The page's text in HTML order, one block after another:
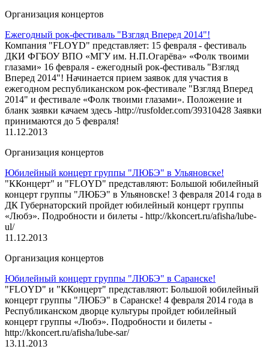
Организация концертов
Ежегодный рок-фестиваль "Взгляд Вперед 2014"!
Компания "FLOYD" представляет: 15 февраля - фестиваль
ДКИ ФГБОУ ВПО «МГУ им. Н.П.Огарёва» «Фолк твоими
глазами» 16 февраля - ежегодный рок-фестиваль "Взгляд
Вперед 2014"! Начинается прием заявок для участия в
ежегодном республиканском рок-фестивале "Взгляд Вперед
2014" и фестивале «Фолк твоими глазами». Положение и
бланк заявки качаем здесь -http://rusfolder.com/39310428 Заявки
принимаются до 5 февраля!
11.12.2013
Организация концертов
Юбилейный концерт группы "ЛЮБЭ" в Ульяновске!
"ККонцерт" и "FLOYD" представляют: Большой юбилейный
концерт группы "ЛЮБЭ" в Ульяновске! 3 февраля 2014 года в
ДК Губернаторский пройдет юбилейный концерт группы
«Любэ». Подробности и билеты - http://kkoncert.ru/afisha/lube-
ul/
11.12.2013
Организация концертов
Юбилейный концерт группы "ЛЮБЭ" в Саранске!
"FLOYD" и "ККонцерт" представляют: Большой юбилейный
концерт группы "ЛЮБЭ" в Саранске! 4 февраля 2014 года в
Республиканском дворце культуры пройдет юбилейный
концерт группы «Любэ». Подробности и билеты -
http://kkoncert.ru/afisha/lube-sar/
13.11.2013